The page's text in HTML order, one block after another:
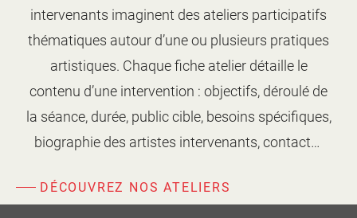
Notre réseau
Le jeune public
Les artistes
Monter un projet d'action
culturelle
Présentation des ateliers
Le calendrier
Les spectacles
Les Étincelles
Supports de promotion et
d'information
Livrets pédagogiques
Fonds musical JM France
Actualités
intervenants imaginent des ateliers participatifs
thématiques autour d’une ou plusieurs pratiques
artistiques. Chaque fiche atelier détaille le
contenu d’une intervention : objectifs, déroulé de
la séance, durée, public cible, besoins spécifiques,
biographie des artistes intervenants, contact…
DÉCOUVREZ NOS ATELIERS